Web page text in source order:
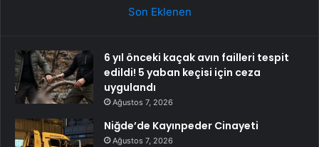
Son Eklenen
6 yıl önceki kaçak avın failleri tespit
edildi! 5 yaban keçisi için ceza
uygulandı
Ağustos 7, 2026
Niğde’de Kayınpeder Cinayeti
Ağustos 7, 2026